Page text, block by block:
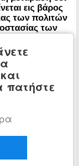
εις βάρος
των πολιτών
των
τελεσίγραφο
μας
στον
του
Τραμπ-
ελλείψεις
περιορίζουν
στο Ιράν
πατήστε